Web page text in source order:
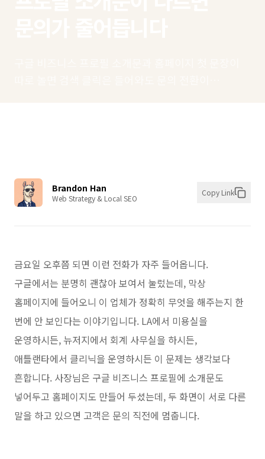
Brandon Han
Web Strategy & Local SEO
Copy Link
금요일 오후쯤 되면 이런 전화가 자주 들어옵니다.
구글에서는 분명히 괜찮아 보여서 눌렀는데, 막상
홈페이지에 들어오니 이 업체가 정확히 무엇을 해주는지 한
번에 안 보인다는 이야기입니다. LA에서 미용실을
운영하시든, 뉴저지에서 회계 사무실을 하시든,
애틀랜타에서 클리닉을 운영하시든 이 문제는 생각보다
흔합니다. 사장님은 구글 비즈니스 프로필에 소개문도
넣어두고 홈페이지도 만들어 두셨는데, 두 화면이 서로 다른
말을 하고 있으면 고객은 문의 직전에 멈춥니다.